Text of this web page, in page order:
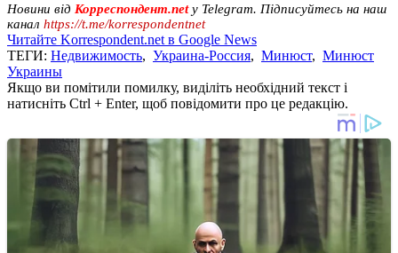
Новини від Корреспондент.netу Telegram. Підписуйтесь на наш
канал https://t.me/korrespondentnet
Читайте Korrespondent.net в Google News
ТЕГИ: Недвижимость, Украина-Россия, Минюст, Минюст
Украины
Якщо ви помітили помилку, виділіть необхідний текст і
натисніть Ctrl + Enter, щоб повідомити про це редакцію.